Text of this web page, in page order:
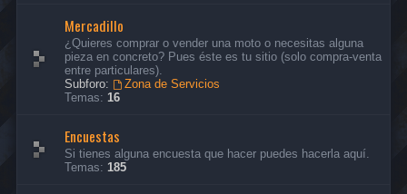
Mercadillo
¿Quieres comprar o vender una moto o necesitas alguna
pieza en concreto? Pues éste es tu sitio (solo compra-venta
entre particulares).
Subforo:
Zona de Servicios
Temas: 16
Encuestas
Si tienes alguna encuesta que hacer puedes hacerla aquí.
Temas: 185